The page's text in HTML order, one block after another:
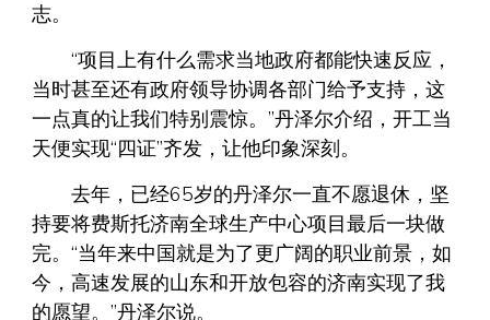
志。
“项目上有什么需求当地政府都能快速反应，
当时甚至还有政府领导协调各部门给予支持，这
一点真的让我们特别震惊。”丹泽尔介绍，开工当
天便实现“四证”齐发，让他印象深刻。
去年，已经65岁的丹泽尔一直不愿退休，坚
持要将费斯托济南全球生产中心项目最后一块做
完。“当年来中国就是为了更广阔的职业前景，如
今，高速发展的山东和开放包容的济南实现了我
的愿望。”丹泽尔说。